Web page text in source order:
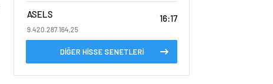
ASELS
9.420.287.164,25
16:17
DİĞER HİSSE SENETLERİ